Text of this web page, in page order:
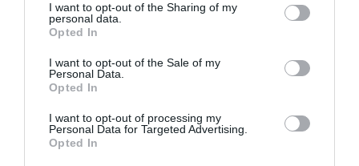
I want to opt-out of the Sharing of my
personal data.
Opted In
I want to opt-out of the Sale of my
Personal Data.
Opted In
I want to opt-out of processing my
Personal Data for Targeted Advertising.
Opted In